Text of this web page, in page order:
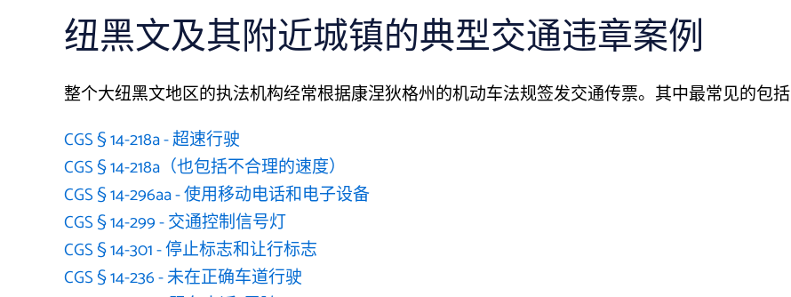
纽黑文及其附近城镇的典型交通违章案例
整个大纽黑文地区的执法机构经常根据康涅狄格州的机动车法规签发交通传票。其中最常见的包括
CGS § 14-218a - 超速行驶
CGS § 14-218a（也包括不合理的速度）
CGS § 14-296aa - 使用移动电话和电子设备
CGS § 14-299 - 交通控制信号灯
CGS § 14-301 - 停止标志和让行标志
CGS § 14-236 - 未在正确车道行驶